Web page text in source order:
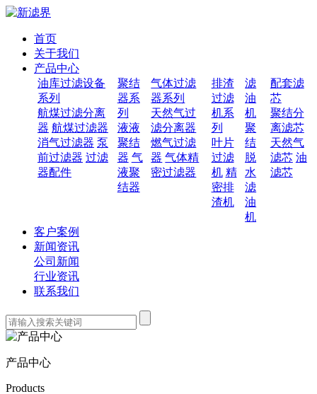
首页
关于我们
产品中心
油库过滤设备
系列
航煤过滤分离
器 航煤过滤器
消气过滤器 泵
前过滤器 过滤
器配件
聚结
器系
列
液液
聚结
器 气
液聚
结器
气体过滤
器系列
天然气过
滤分离器
燃气过滤
器 气体精
密过滤器
排渣
过滤
机系
列
叶片
过滤
机 精
密排
渣机
滤
油
机
聚
结
脱
水
滤
油
机
配套滤
芯
聚结分
离滤芯
天然气
滤芯 油
滤芯
客户案例
新闻资讯
公司新闻
行业资讯
联系我们
产品中心
Products